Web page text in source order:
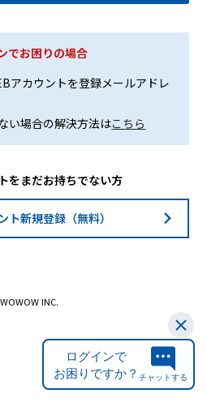
でお困りの場合
アカウントを登録メールアドレ
い場合の解決方法はこちら
をまだお持ちでない方
ト新規登録（無料）
INC.
ログインで
お困りですか？ チャットする